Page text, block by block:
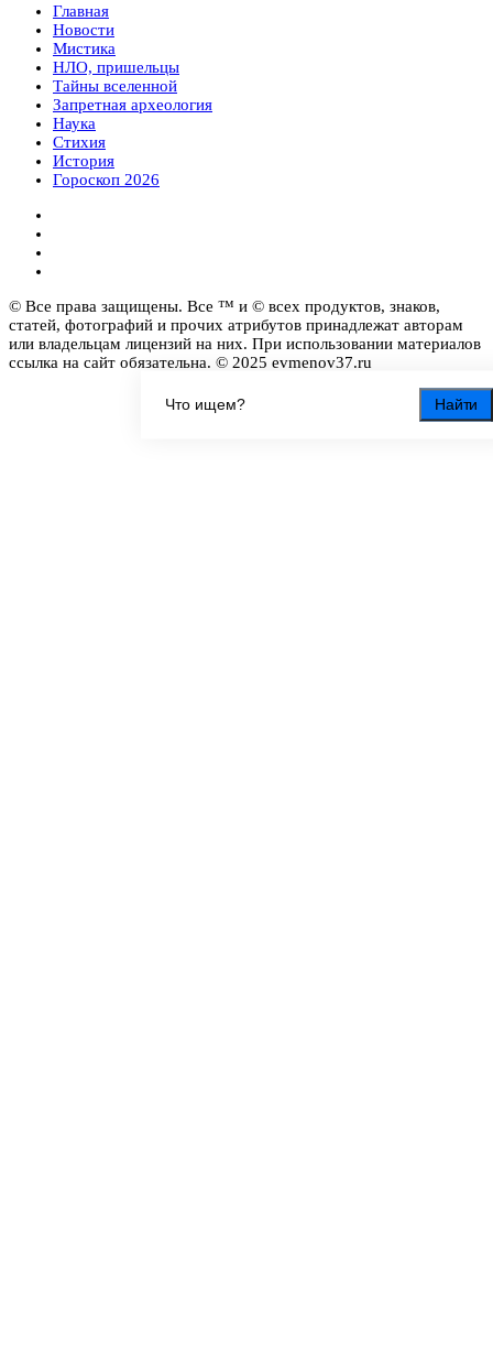
Найти
Главная
Новости
Мистика
НЛО, пришельцы
Тайны вселенной
Запретная археология
Наука
Стихия
История
Гороскоп 2026
© Все права защищены. Все ™ и © всех продуктов, знаков,
статей, фотографий и прочих атрибутов принадлежат авторам
или владельцам лицензий на них. При использовании материалов
ссылка на сайт обязательна. © 2025 evmenov37.ru